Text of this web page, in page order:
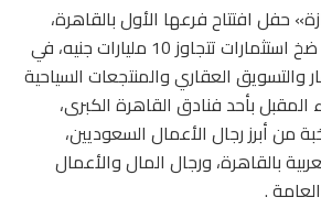
حفل افتتاح فرعها الأول بالقاهرة،
والذي تعتزم من خلاله ضخ استثمارات تتجاوز 10 مليارات جنيه، في
والتسويق العقاري والمنتجعات السياحية
المقبل بأحد فنادق القاهرة الكبرى،
من أبرز رجال الأعمال السعوديين،
بالقاهرة، ورجال المال والأعمال
.